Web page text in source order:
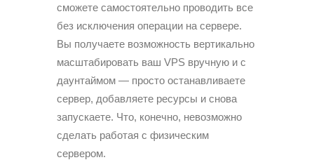
сможете самостоятельно проводить все
без исключения операции на сервере.
Вы получаете возможность вертикально
масштабировать ваш VPS вручную и с
даунтаймом — просто останавливаете
сервер, добавляете ресурсы и снова
запускаете. Что, конечно, невозможно
сделать работая с физическим
сервером.